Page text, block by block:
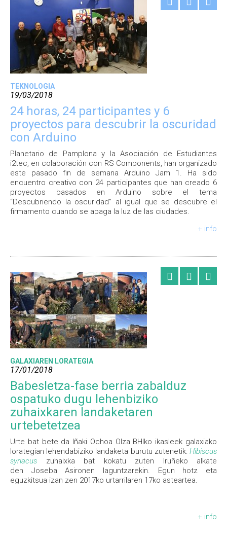
TEKNOLOGIA
19/03/2018
24 horas, 24 participantes y 6
proyectos para descubrir la oscuridad
con Arduino
Planetario de Pamplona y la Asociación de Estudiantes
i2tec, en colaboración con RS Components, han organizado
este pasado fin de semana Arduino Jam 1. Ha sido
encuentro creativo con 24 participantes que han creado 6
proyectos basados en Arduino sobre el tema
“Descubriendo la oscuridad” al igual que se descubre el
firmamento cuando se apaga la luz de las ciudades.
+ info
GALAXIAREN LORATEGIA
17/01/2018
Babesletza-fase berria zabalduz
ospatuko dugu lehenbiziko
zuhaixkaren landaketaren
urtebetetzea
Urte bat bete da Iñaki Ochoa Olza BHIko ikasleek galaxiako
lorategian lehendabiziko landaketa burutu zutenetik: Hibiscus
syriacus
zuhaixka bat kokatu zuten Iruñeko alkate
den Joseba Asironen laguntzarekin. Egun hotz eta
eguzkitsua izan zen 2017ko urtarrilaren 17ko asteartea.
+ info